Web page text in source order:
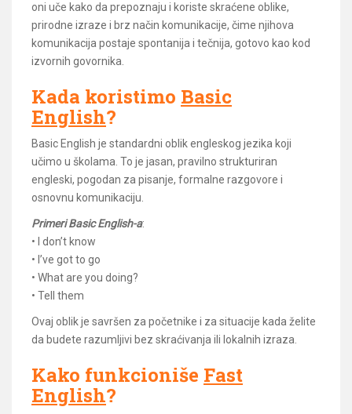
oni uče kako da prepoznaju i koriste skraćene oblike,
prirodne izraze i brz način komunikacije, čime njihova
komunikacija postaje spontanija i tečnija, gotovo kao kod
izvornih govornika.
Kada koristimo Basic
English?
Basic English je standardni oblik engleskog jezika koji
učimo u školama. To je jasan, pravilno strukturiran
engleski, pogodan za pisanje, formalne razgovore i
osnovnu komunikaciju.
Primeri Basic English-a:
• I don’t know
• I’ve got to go
• What are you doing?
• Tell them
Ovaj oblik je savršen za početnike i za situacije kada želite
da budete razumljivi bez skraćivanja ili lokalnih izraza.
Kako funkcioniše Fast
English?